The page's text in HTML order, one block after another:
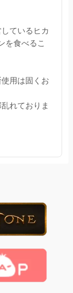
ているヒカ
を食べるこ
用は固くお
れておりま